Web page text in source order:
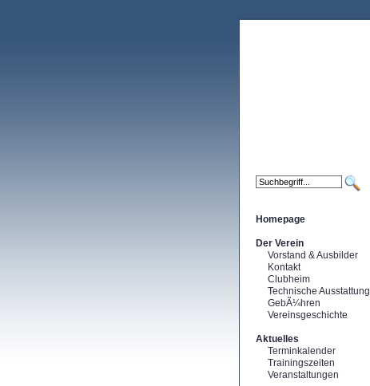
Homepage
Der Verein
Vorstand & Ausbilder
Kontakt
Clubheim
Technische Ausstattung
GebÃ¼hren
Vereinsgeschichte
Aktuelles
Terminkalender
Trainingszeiten
Veranstaltungen